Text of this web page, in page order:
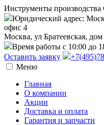
Инструменты
Юридический адрес:
офис 4
Москва, ул Братеевская, дом
Время работы с 10:00 до
Оставить заявку
Меню
Главная
О компании
Акции
Доставка и оплата
Гарантия и запчасти